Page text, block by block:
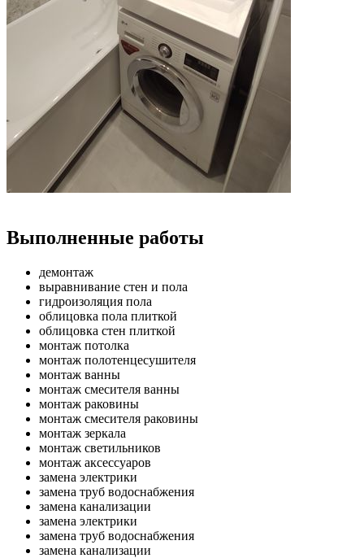
Выполненные работы
демонтаж
выравнивание стен и пола
гидроизоляция пола
облицовка пола плиткой
облицовка стен плиткой
монтаж потолка
монтаж полотенцесушителя
монтаж ванны
монтаж смесителя ванны
монтаж раковины
монтаж смесителя раковины
монтаж зеркала
монтаж светильников
монтаж аксессуаров
замена электрики
замена труб водоснабжения
замена канализации
замена электрики
замена труб водоснабжения
замена канализации